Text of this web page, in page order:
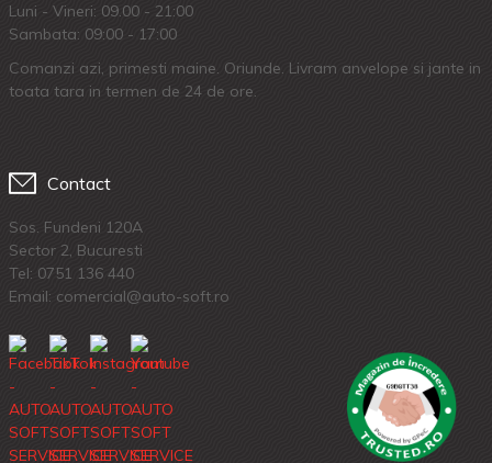
Luni - Vineri: 09.00 - 21:00
Sambata: 09:00 - 17:00
Comanzi azi, primesti maine. Oriunde. Livram anvelope si jante in
toata tara in termen de 24 de ore.
Contact
Sos. Fundeni 120A
Sector 2, Bucuresti
Tel: 0751 136 440
Email: comercial@auto-soft.ro